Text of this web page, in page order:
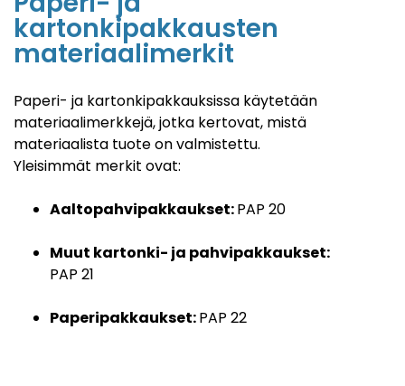
kartonkipakkausten
materiaalimerkit
Paperi- ja kartonkipakkauksissa käytetään
materiaalimerkkejä, jotka kertovat, mistä
materiaalista tuote on valmistettu.
Yleisimmät merkit ovat:
Aaltopahvipakkaukset:PAP 20
Muut kartonki- ja pahvipakkaukset:
PAP 21
Paperipakkaukset:PAP 22